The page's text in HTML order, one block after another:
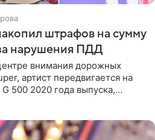
штрафов на сумму
нарушения ПДД
внимания дорожных
артист передвигается на
500 2020 года выпуска,